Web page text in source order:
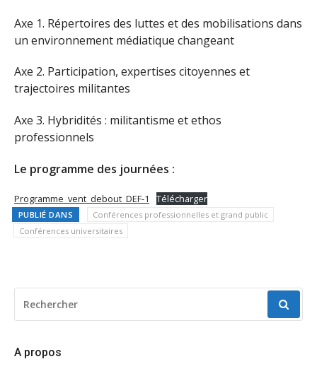
Axe 1. Répertoires des luttes et des mobilisations dans
un environnement médiatique changeant
Axe 2. Participation, expertises citoyennes et
trajectoires militantes
Axe 3. Hybridités : militantisme et ethos
professionnels
Le programme des journées :
Programme_vent_debout_DEF-1 Télécharger
PUBLIÉ DANS
Conférences professionnelles et grand public
Conférences universitaires
POUR
:
A propos